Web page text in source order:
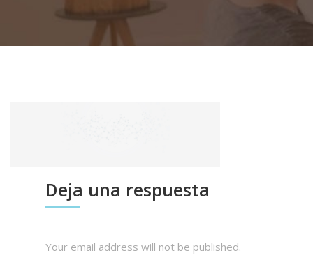
Deja una respuesta
Your email address will not be published.